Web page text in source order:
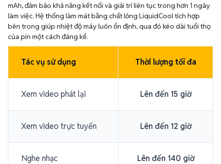
mAh, đảm bảo khả năng kết nối và giải trí liên tục trong hơn 1 ngày
làm việc. Hệ thống làm mát bằng chất lỏng LiquidCool tích hợp
bên trong giúp nhiệt độ máy luôn ổn định, qua đó kéo dài tuổi thọ
của pin một cách đáng kể.
Tác vụ sử dụng Thời lượng tối đa
Xem video phát lại Lên đến 15 giờ
Xem video trực tuyến Lên đến 12 giờ
Nghe nhạc Lên đến 140 giờ